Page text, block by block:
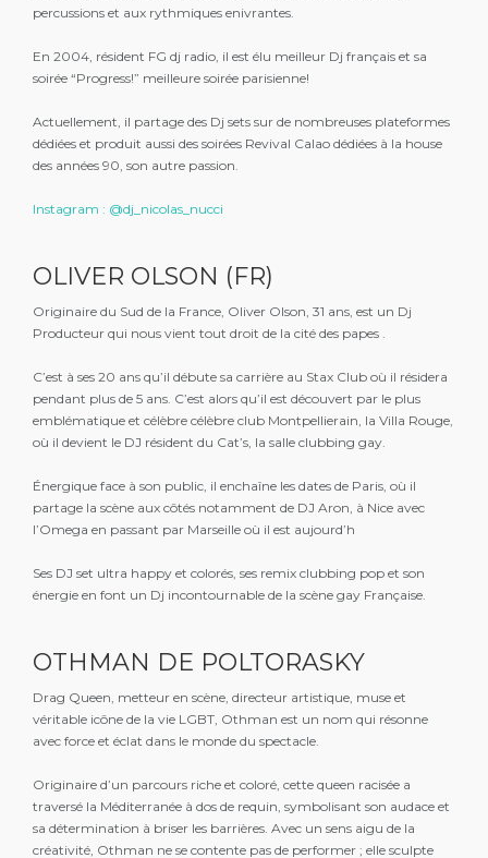
percussions et aux rythmiques enivrantes.
En 2004, résident FG dj radio, il est élu meilleur Dj français et sa
soirée “Progress!” meilleure soirée parisienne!
Actuellement, il partage des Dj sets sur de nombreuses plateformes
dédiées et produit aussi des soirées Revival Calao dédiées à la house
des années 90, son autre passion.
Instagram : @dj_nicolas_nucci
OLIVER OLSON (FR)
Originaire du Sud de la France, Oliver Olson, 31 ans, est un Dj
Producteur qui nous vient tout droit de la cité des papes .
C’est à ses 20 ans qu’il débute sa carrière au Stax Club où il résidera
pendant plus de 5 ans. C’est alors qu’il est découvert par le plus
emblématique et célèbre célèbre club Montpellierain, la Villa Rouge,
où il devient le DJ résident du Cat’s, la salle clubbing gay.
Énergique face à son public, il enchaîne les dates de Paris, où il
partage la scène aux côtés notamment de DJ Aron, à Nice avec
l’Omega en passant par Marseille où il est aujourd’h
Ses DJ set ultra happy et colorés, ses remix clubbing pop et son
énergie en font un Dj incontournable de la scène gay Française.
OTHMAN DE POLTORASKY
Drag Queen, metteur en scène, directeur artistique, muse et
véritable icône de la vie LGBT, Othman est un nom qui résonne
avec force et éclat dans le monde du spectacle.
Originaire d’un parcours riche et coloré, cette queen racisée a
traversé la Méditerranée à dos de requin, symbolisant son audace et
sa détermination à briser les barrières. Avec un sens aigu de la
créativité, Othman ne se contente pas de performer ; elle sculpte